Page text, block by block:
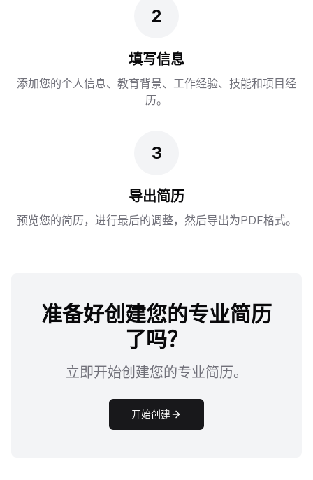
2
填写信息
添加您的个人信息、教育背景、工作经验、技能和项目经
历。
3
导出简历
预览您的简历，进行最后的调整，然后导出为PDF格式。
准备好创建您的专业简历
了吗？
立即开始创建您的专业简历。
开始创建